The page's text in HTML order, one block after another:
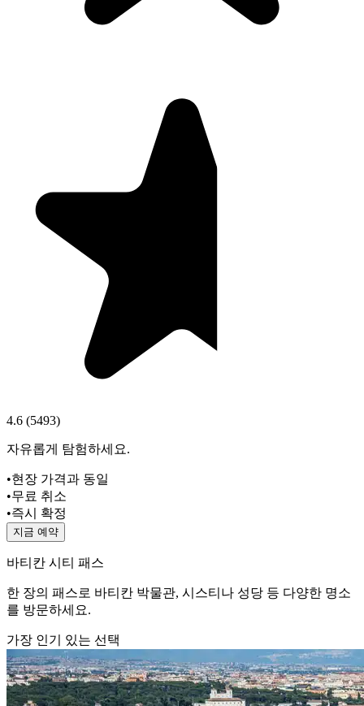
4.6 (5493)
자유롭게 탐험하세요.
•현장 가격과 동일
•무료 취소
•즉시 확정
지금 예약
바티칸 시티 패스
한 장의 패스로 바티칸 박물관, 시스티나 성당 등 다양한 명소
를 방문하세요.
가장 인기 있는 선택